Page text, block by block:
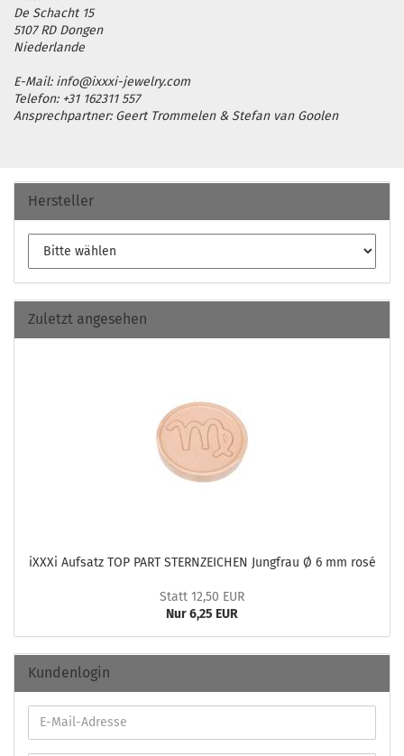
De Schacht 15
5107 RD Dongen
Niederlande
E-Mail: info@ixxxi-jewelry.com
Telefon: +31 162311 557
Ansprechpartner: Geert Trommelen & Stefan van Goolen
Hersteller
Zuletzt angesehen
iXXXi Auf­satz TOP PART STERN­ZEI­CHEN Jung­frau Ø 6 mm rosé
Statt 12,50 EUR
Nur 6,25 EUR
Kundenlogin